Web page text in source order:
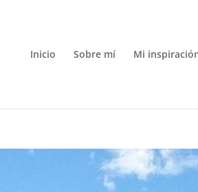
Inicio Sobre mí Mi